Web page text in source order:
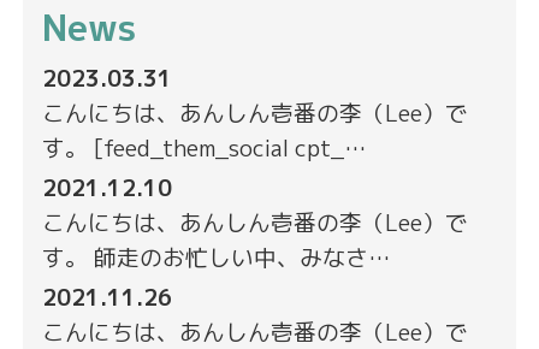
News
2023.03.31
こんにちは、あんしん壱番の李（Lee）で
す。 [feed_them_social cpt_…
2021.12.10
こんにちは、あんしん壱番の李（Lee）で
す。 師走のお忙しい中、みなさ…
2021.11.26
こんにちは、あんしん壱番の李（Lee）で